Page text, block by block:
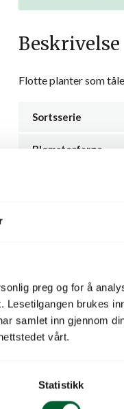
preg og for å
brukes
samlet inn gjennom
vårt.
Statistikk
Beskrivelse
Flotte planter som
Sortsserie
Blomsterfarge